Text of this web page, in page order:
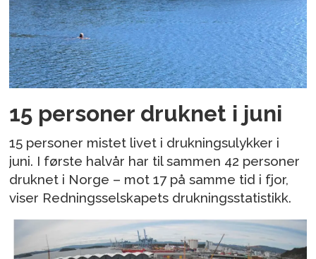
15 personer druknet i juni
15 personer mistet livet i drukningsulykker i
juni. I første halvår har til sammen 42 personer
druknet i Norge – mot 17 på samme tid i fjor,
viser Redningsselskapets drukningsstatistikk.